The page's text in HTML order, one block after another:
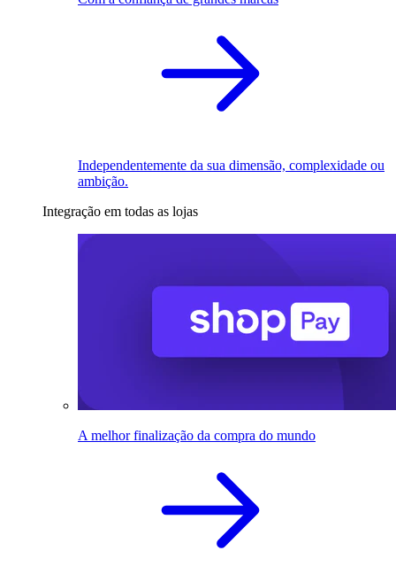
Independentemente da sua dimensão, complexidade ou
ambição.
Integração em todas as lojas
A melhor finalização da compra do mundo